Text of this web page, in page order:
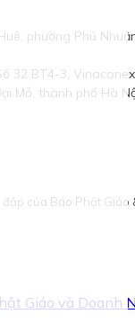
phường Phú
32 BT4-3,
Mỗ, thành phố Hà
của Báo Phật Giáo
Giáo và Doanh